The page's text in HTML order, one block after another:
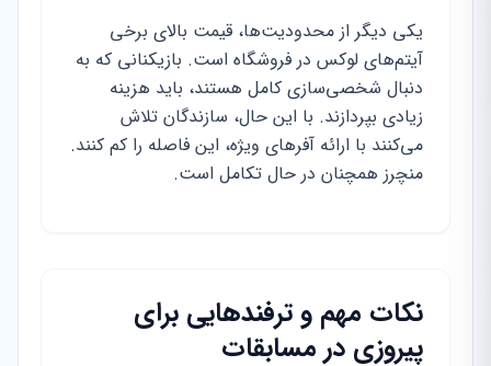
یکی دیگر از محدودیت‌ها، قیمت بالای برخی
آیتم‌های لوکس در فروشگاه است. بازیکنانی که به
دنبال شخصی‌سازی کامل هستند، باید هزینه
زیادی بپردازند. با این حال، سازندگان تلاش
می‌کنند با ارائه آفرهای ویژه، این فاصله را کم کنند.
منچرز همچنان در حال تکامل است.
نکات مهم و ترفندهایی برای
پیروزی در مسابقات